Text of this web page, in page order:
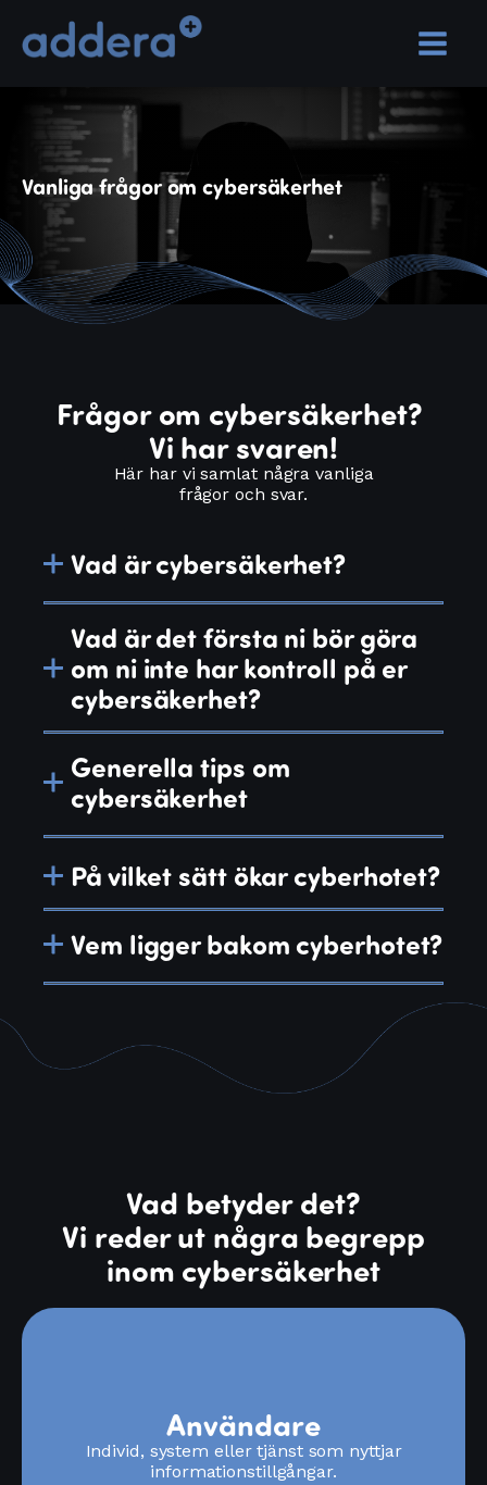
Vanliga frågor om cybersäkerhet
Frågor om cybersäkerhet?
Vi har svaren!
Här har vi samlat några vanliga
frågor och svar.
Vad är cybersäkerhet?
Vad är det första ni bör göra
om ni inte har kontroll på er
cybersäkerhet?
Generella tips om
cybersäkerhet
På vilket sätt ökar cyberhotet?
Vem ligger bakom cyberhotet?
Vad betyder det?
Vi reder ut några begrepp
inom cybersäkerhet
Användare
Individ, system eller tjänst som nyttjar
informationstillgångar.